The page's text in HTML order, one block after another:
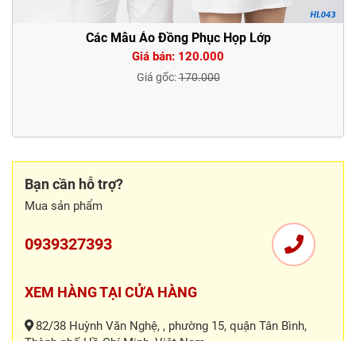
Các Mẫu Áo Đồng Phục Họp Lớp
Giá bán: 120.000
Giá gốc:170.000
Bạn cần hỗ trợ?
Mua sản phẩm
0939327393
XEM HÀNG TẠI CỬA HÀNG
82/38 Huỳnh Văn Nghệ, , phường 15, quận Tân Bình,